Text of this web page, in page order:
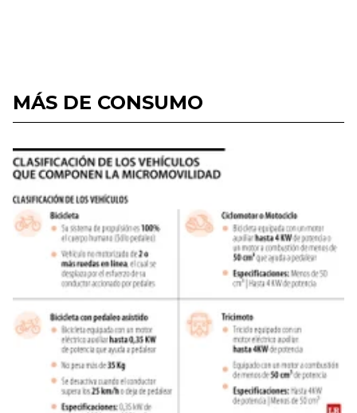
MÁS DE CONSUMO